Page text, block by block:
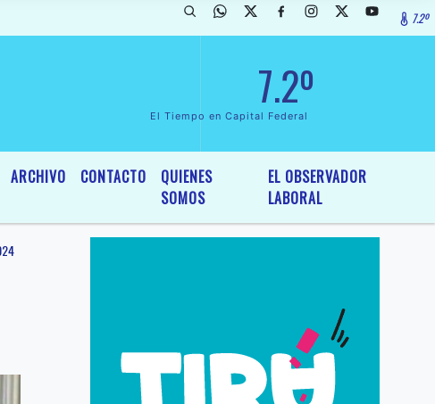
de InterÃ©s General y Legislativo, por Ordenanza NÂº 6236/19 del 7.2º
7.2º
El Tiempo en Capital Federal
ARCHIVO CONTACTO
QUIENES
SOMOS
EL OBSERVADOR
LABORAL